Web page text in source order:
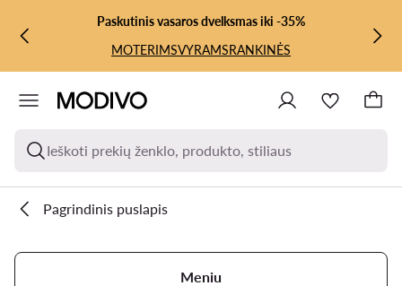
PEREITI PRIE PAGRINDINIO TURINIO
PEREITI Į PAIEŠKĄPaskutinis vasaros dvelksmas iki -35%
MOTERIMSVYRAMSRANKINĖS
Ieškoti prekių ženklo, produkto, stiliaus
Pagrindinis puslapis
Meniu